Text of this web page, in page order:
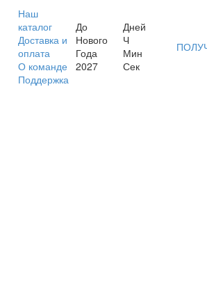
Наш
каталог
Доставка и
оплата
О команде
Поддержка
До
Нового
Года
2027
Дней
Ч
Мин
Сек